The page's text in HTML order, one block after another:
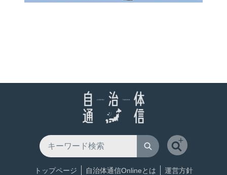
トップページ 自治体通信Onlineとは 運営方針